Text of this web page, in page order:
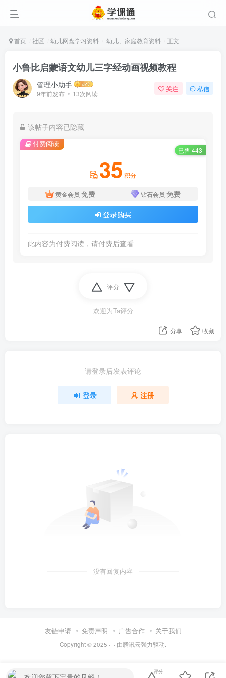
首页 社区 幼儿网盘学习资料 幼儿、家庭教育资料 正文
小鲁比启蒙语文幼儿三字经动画视频教程
管理小助手
9年前发布 13次阅读
关注 私信
该帖子内容已隐藏
付费阅读
已售 443
35 积分
黄金会员 免费 钻石会员 免费
登录购买
此内容为付费阅读，请付费后查看
评分
欢迎为Ta评分
分享 收藏
请登录后发表评论
登录 注册
没有回复内容
友链申请 免责声明 广告合作 关于我们
Copyright © 2025 · · 由腾讯云强力驱动.
评分